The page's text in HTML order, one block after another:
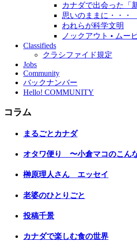
カナダで出会った「
思いのままに・・・
われらが科学文明
ノックアウト • ムー
Classifieds
クラシファイド規定
Jobs
Community
バックナンバー
Hello! COMMUNITY
コラム
まるごとカナダ
オタワ便り 〜小倉マコのこん
榊原理人さん エッセイ
老婆のひとりごと
投稿千景
カナダで楽しむ食の世界